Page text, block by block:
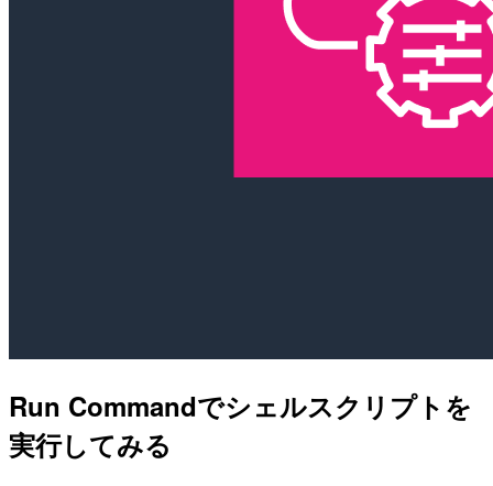
Run Commandでシェルスクリプトを
実行してみる